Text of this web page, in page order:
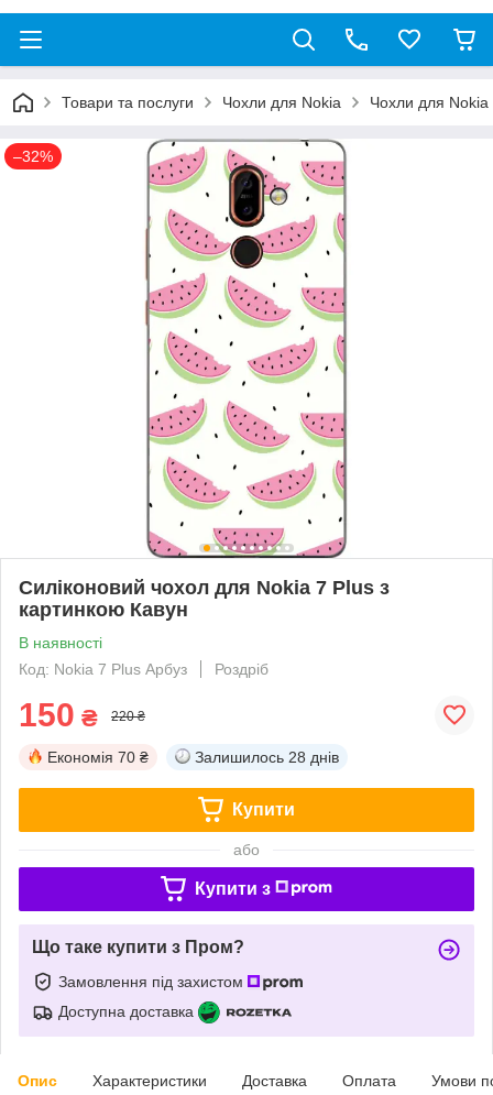
Товари та послуги Чохли для Nokia Чохли для Nokia
–32%
Силіконовий чохол для Nokia 7 Plus з
картинкою Кавун
В наявності
Код: Nokia 7 Plus Арбуз
Роздріб
150 ₴ 220 ₴
Економія 70 ₴ Залишилось 28 днів
Купити
або
Купити з
Що таке купити з Пром?
Замовлення під захистом
Доступна доставка
Опис Характеристики Доставка Оплата Умови